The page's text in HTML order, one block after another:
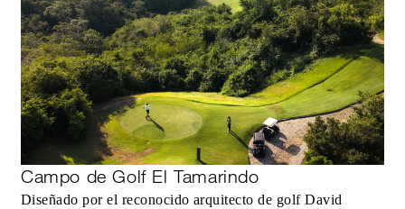
Campo de Golf El Tamarindo
Diseñado por el reconocido arquitecto de golf David